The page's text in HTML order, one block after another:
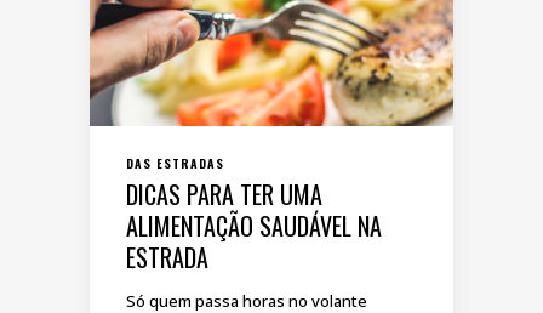
DAS ESTRADAS
DICAS PARA TER UMA
ALIMENTAÇÃO SAUDÁVEL NA
ESTRADA
Só quem passa horas no volante